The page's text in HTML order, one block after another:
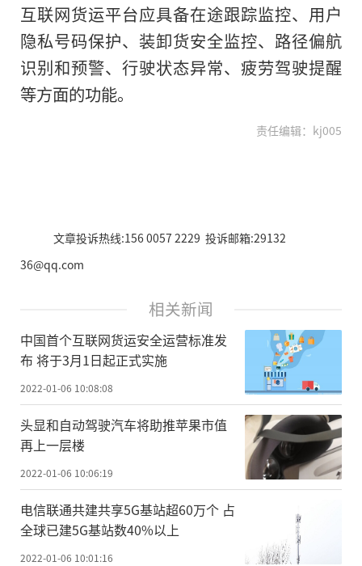
互联网货运平台应具备在途跟踪监控、用户
隐私号码保护、装卸货安全监控、路径偏航
识别和预警、行驶状态异常、疲劳驾驶提醒
等方面的功能。
责任编辑：kj005
文章投诉热线:156 0057 2229 投诉邮箱:29132
36@qq.com
相关新闻
中国首个互联网货运安全运营标准发
布 将于3月1日起正式实施
2022-01-06 10:08:08
头显和自动驾驶汽车将助推苹果市值
再上一层楼
2022-01-06 10:06:19
电信联通共建共享5G基站超60万个 占
全球已建5G基站数40%以上
2022-01-06 10:01:16